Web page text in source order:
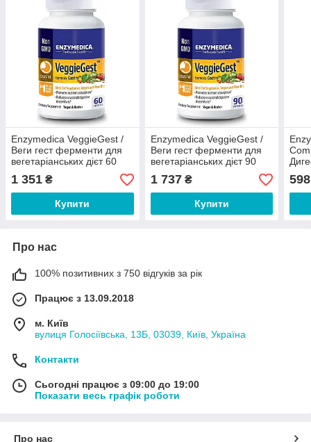
Enzymedica VeggieGest /
Веги гест ферменти для
вегетаріанських дієт 60
капсул
1 351 ₴
Купити
Enzymedica VeggieGest /
Веги гест ферменти для
вегетаріанських дієт 90
капсул
1 737₴
Купити
598
Про нас
100% позитивних з 750 відгуків за рік
Працює з 13.09.2018
м. Київ
вулиця Голосіївська, 13Б, 03039, Київ, Україна
Контакти
Сьогодні працює з 09:00 до 19:00
Показати весь графік роботи
Про нас